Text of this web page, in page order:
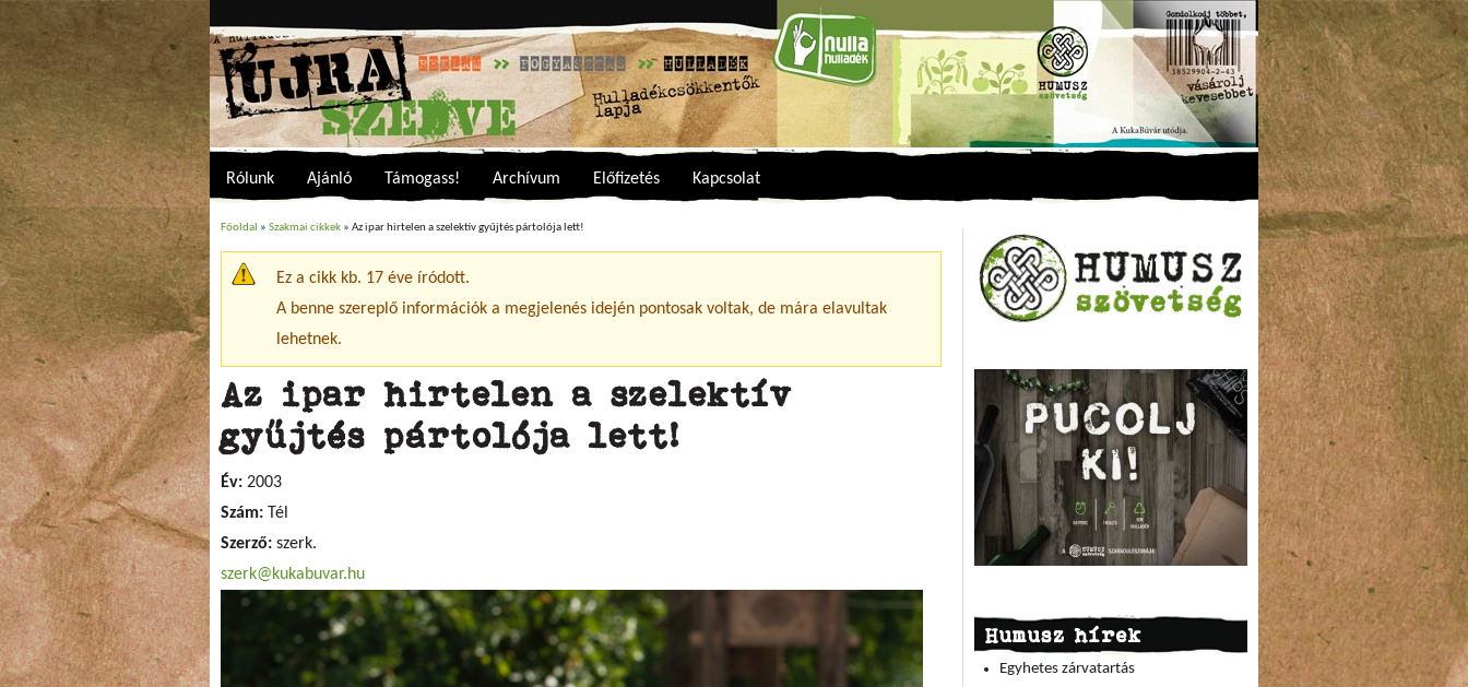
Rólunk Ajánló Támogass! Archívum Előfizetés Kapcsolat
Jelenlegi hely
Főoldal » Szakmai cikkek » Az ipar hirtelen a szelektív gyűjtés pártolója lett!
Figyelmeztető üzenet
Ez a cikk kb. 17 éve íródott.
A benne szereplő információk a megjelenés idején pontosak voltak, de mára elavultak
lehetnek.
Az ipar hirtelen a szelektív
gyűjtés pártolója lett!
Év: 2003
Szám: Tél
Szerző: szerk.
szerk@kukabuvar.hu
Humusz hírek
Egyhetes zárvatartás